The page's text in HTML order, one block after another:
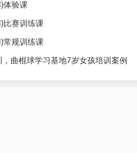
体验课
比赛训练课
常规训练课
曲棍球学习基地7岁女孩培训案例